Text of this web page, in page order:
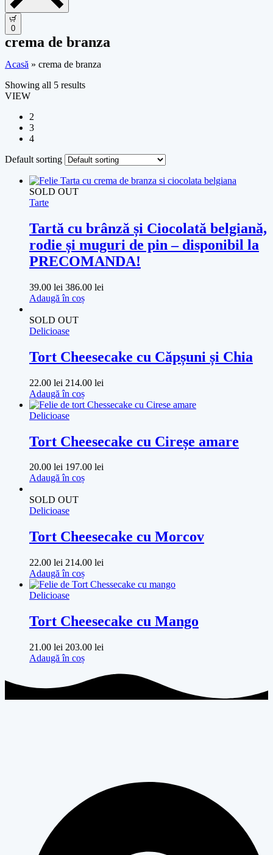
0
crema de branza
Acasă » crema de branza
Showing all 5 results
VIEW
2
3
4
Default sorting
SOLD OUT
Tarte
Tartă cu brânză și Ciocolată belgiană,
rodie și muguri de pin – disponibil la
PRECOMANDA!
39.00 lei 386.00 lei
Adaugă în coș
SOLD OUT
Delicioase
Tort Cheesecake cu Căpșuni și Chia
22.00 lei 214.00 lei
Adaugă în coș
Delicioase
Tort Cheesecake cu Cireșe amare
20.00 lei 197.00 lei
Adaugă în coș
SOLD OUT
Delicioase
Tort Cheesecake cu Morcov
22.00 lei 214.00 lei
Adaugă în coș
Delicioase
Tort Cheesecake cu Mango
21.00 lei 203.00 lei
Adaugă în coș